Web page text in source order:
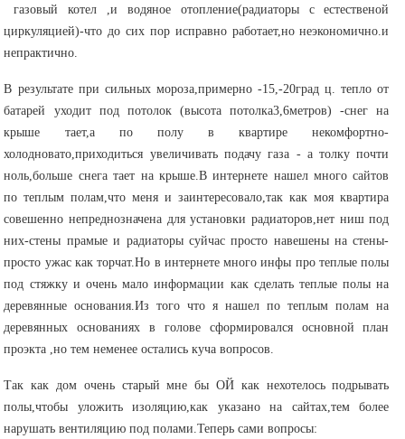
газовый котел ,и водяное отопление(радиаторы с естественой
циркуляцией)-что до сих пор исправно работает,но неэкономично.и
непрактично.
В результате при сильных мороза,примерно -15,-20град ц. тепло от
батарей уходит под потолок (высота потолка3,6метров) -снег на
крыше тает,а по полу в квартире некомфортно-
холодновато,приходиться увеличивать подачу газа - а толку почти
ноль,больше снега тает на крыше.В интернете нашел много сайтов
по теплым полам,что меня и заинтересовало,так как моя квартира
совешенно непреднозначена для установки радиаторов,нет ниш под
них-стены прамые и радиаторы суйчас просто навешены на стены-
просто ужас как торчат.Но в интернете много инфы про теплые полы
под стяжку и очень мало информации как сделать теплые полы на
деревянные основания.Из того что я нашел по теплым полам на
деревянных основаниях в голове сформировался основной план
проэкта ,но тем неменее остались куча вопросов.
Так как дом очень старый мне бы ОЙ как нехотелось подрывать
полы,чтобы уложить изоляцию,как указано на сайтах,тем более
нарушать вентиляцию под полами.Теперь сами вопросы: